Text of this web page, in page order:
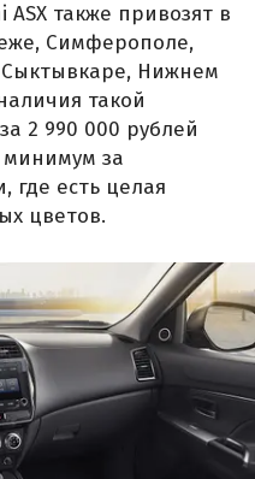
также привозят в
Симферополе,
Нижнем
такой
2 990 000 рублей
за
где есть целая
цветов.